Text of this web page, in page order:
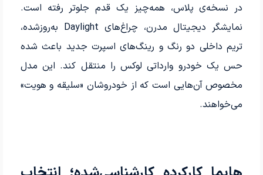
در نسخه‌ی پلاس، همه‌چیز یک قدم جلوتر رفته است.
نمایشگر دیجیتال مدرن، چراغ‌های Daylight به‌روزشده،
تریم داخلی دو رنگ و رینگ‌های اسپرت جدید باعث شده
حس یک خودرو وارداتی لوکس را منتقل کند. این مدل
مخصوص آن‌هایی است که از خودروشان «سلیقه و هویت»
می‌خواهند.